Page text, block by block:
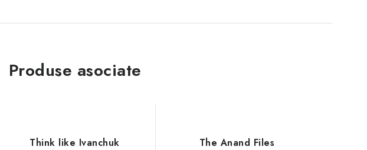
Produse asociate
Think like Ivanchuk The Anand Files